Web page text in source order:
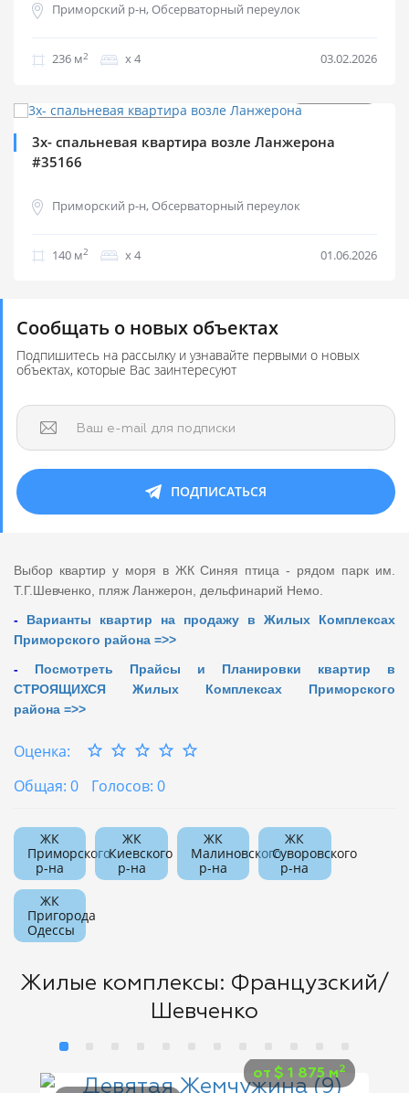
Приморский р-н, Обсерваторный переулок
236 м2 х 4 03.02.2026
3х- спальневая квартира возле Ланжерона
#35166
Приморский р-н, Обсерваторный переулок
140 м2 х 4 01.06.2026
Сообщать о новых объектах
Подпишитесь на рассылку и узнавайте первыми о новых
объектах, которые Вас заинтересуют
Ваш e-mail для подписки
ПОДПИСАТЬСЯ
Выбор квартир у моря в ЖК Синяя птица - рядом парк им.
Т.Г.Шевченко, пляж Ланжерон, дельфинарий Немо.
- Варианты квартир на продажу в Жилых Комплексах
Приморского района =>>
- Посмотреть Прайсы и Планировки квартир в
СТРОЯЩИХСЯ Жилых Комплексах Приморского
района =>>
Оценка:
Общая: 0
Голосов: 0
ЖК
Приморского
р-на
ЖК
Киевского
р-на
ЖК
Малиновского
р-на
ЖК
Суворовского
р-на
ЖК
Пригорода
Одессы
Жилые комплексы: Французский/
Шевченко
от $ 1 875 м2